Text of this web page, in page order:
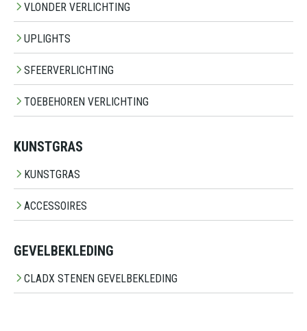
VLONDER VERLICHTING
UPLIGHTS
SFEERVERLICHTING
TOEBEHOREN VERLICHTING
KUNSTGRAS
KUNSTGRAS
ACCESSOIRES
GEVELBEKLEDING
CLADX STENEN GEVELBEKLEDING